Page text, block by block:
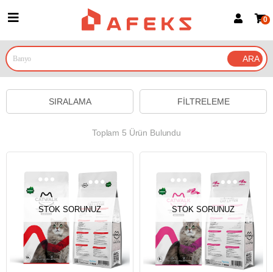
Google İle Bağlan
0
FILTRELEME
SIRALAMA
Toplam 5 Ürün Bulundu
STOK SORUNUZ STOK SORUNUZ